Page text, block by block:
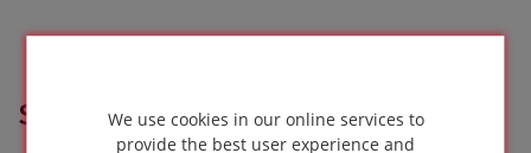
We use cookies in our online services to
provide the best user experience and
SOLUCIÓN FOAMGLAS®
utilizada en este